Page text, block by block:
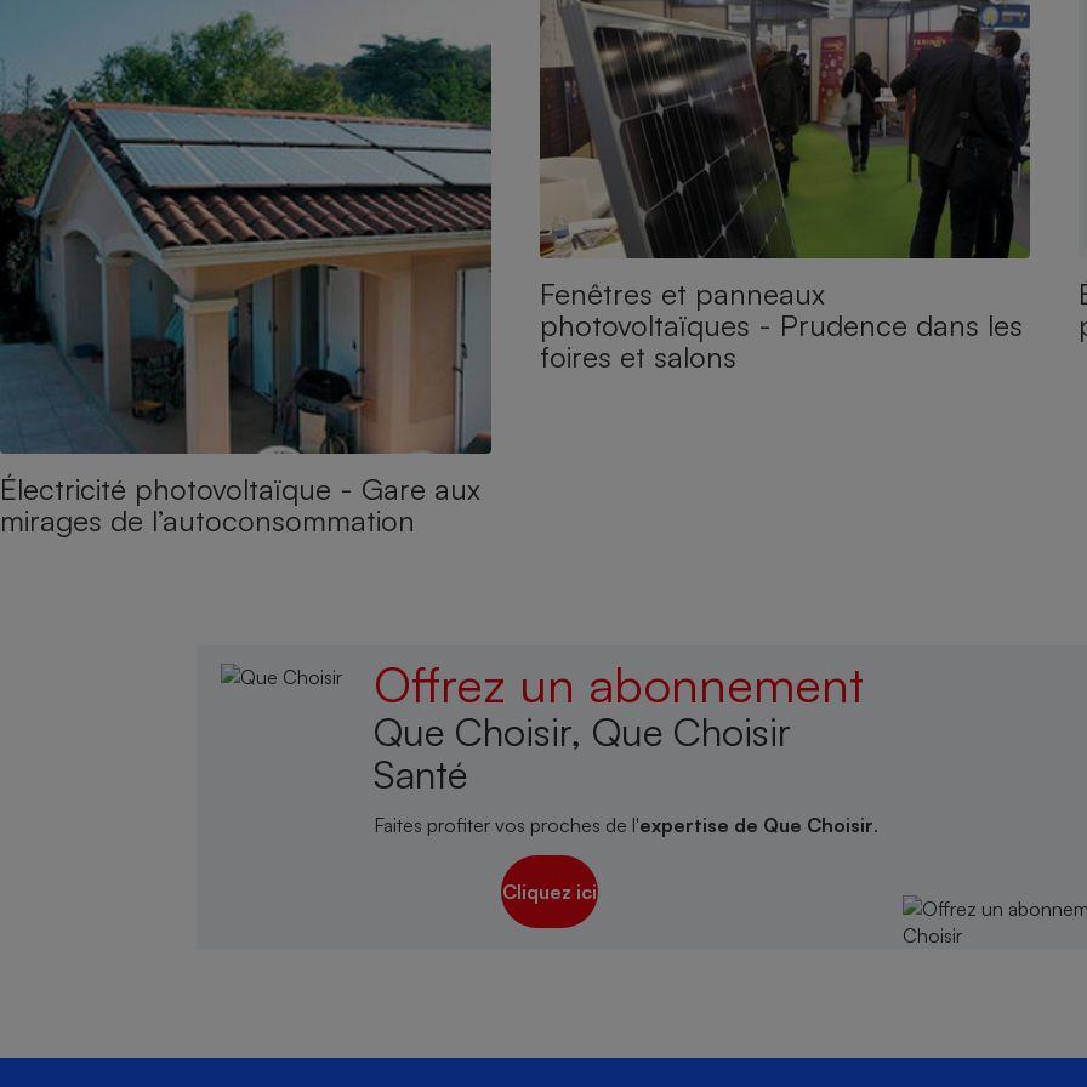
Électricité photovoltaïque - Gare aux
mirages de l’autoconsommation
Fenêtres et panneaux
photovoltaïques - Prudence dans les
foires et salons
Offrez un abonnement
Que Choisir, Que Choisir
Santé
Faites profiter vos proches de l'expertise de Que Choisir.
Cliquez ici